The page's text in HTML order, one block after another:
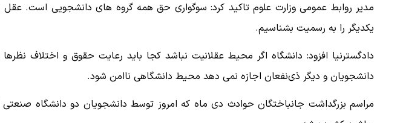
مدیر روابط عمومی وزارت علوم تاکید کرد: سوگواری حق همه گروه های دانشجویی است.
یکدیگر را به رسمیت بشناسیم.
دادگسترنیا افزود: دانشگاه اگر محیط عقلانیت نباشد کجا باید رعایت حقوق و اختلاف
دانشجویان و دیگر ذی‌نفعان اجازه نمی دهد محیط دانشگاهی ناامن شود.
مراسم بزرگداشت جانباختگان حوادث دی ماه که امروز توسط دانشجویان دو دانشگاه صنعتی